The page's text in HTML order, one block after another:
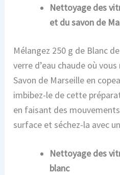
Nettoyage des
et du savon de
Mélangez 250 g de Blanc
verre d’eau chaude où
Savon de Marseille en
imbibez-le de cette
en faisant des
surface et séchez-la avec
Nettoyage des
blanc